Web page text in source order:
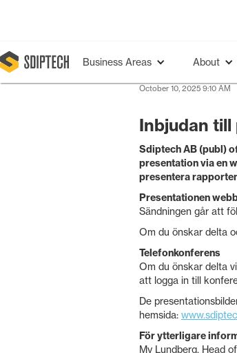
Business Areas About
October 10, 2025 9:10 AM
Inbjudan
Sdiptech AB (publ)
presentation via en
presentera
Presentationen
Sändningen går att
Om du önskar delta
Telefonkonferens
Om du önskar delta
att logga in till
De
hemsida:
För ytterligare
My Lundberg, Head